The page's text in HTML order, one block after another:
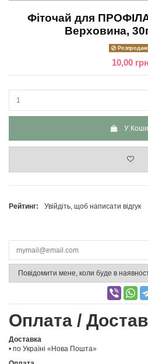
Фіточай для
Верховина,
10,00 грн
У
Рейтинг: Увійдіть, щоб написати відгук
Повідомити мене, коли буде в
Оплата /
Доставка
• по Україні «Нова Пошта»